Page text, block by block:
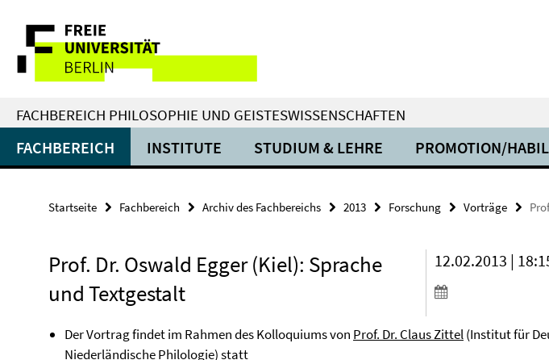
direkt
Inhalt
Service-
Navigation
FACHBEREICH PHILOSOPHIE UND GEISTESWISSENSCHAFTEN
FACHBEREICH INSTITUTE STUDIUM & LEHRE PROMOTION/
Startseite Fachbereich Archiv des Fachbereichs 2013 Forschung Vorträge
Prof. Dr. Oswald Egger (Kiel): Sprache
und Textgestalt
12.02.2013 |
Der Vortrag findet im Rahmen des Kolloquiums von Prof. Dr. Claus Zittel(Institut für
Niederländische Philologie) statt